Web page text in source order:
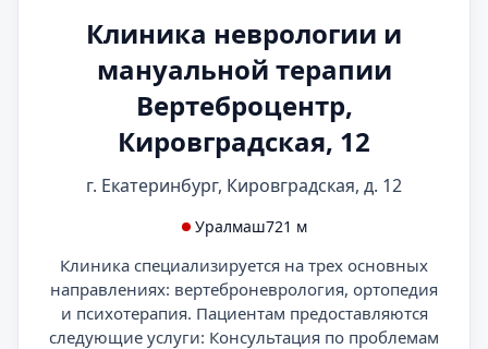
Клиника неврологии и
мануальной терапии
Вертеброцентр,
Кировградская, 12
г. Екатеринбург, Кировградская, д. 12
Уралмаш721 м
Клиника специализируется на трех основных
направлениях: вертеброневрология, ортопедия
и психотерапия. Пациентам предоставляются
следующие услуги: Консультация по проблемам